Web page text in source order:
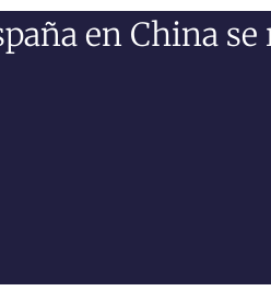
en China